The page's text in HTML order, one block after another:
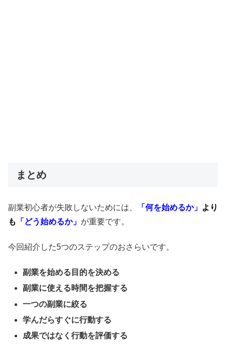
まとめ
副業初心者が失敗しないためには、 「何を始めるか」 より
も
「どう始めるか」 が重要です。
今回紹介した5つのステップのおさらいです。
副業を始める目的を決める
副業に使える時間を把握する
一つの副業に絞る
学んだらすぐに行動する
成果ではなく行動を評価する